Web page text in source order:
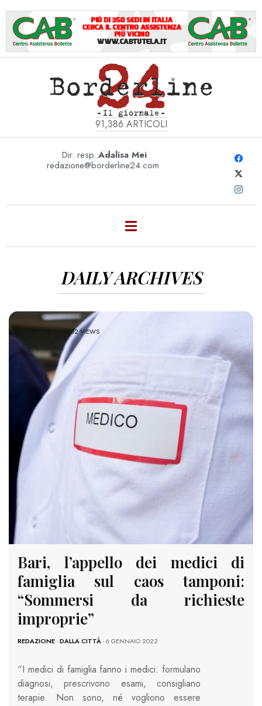
91,386 ARTICOLI
Dir. resp.:Adalisa Mei
redazione@borderline24.com
DAILY ARCHIVES
3252 VIEWS
Bari, l’appello dei medici di
famiglia sul caos tamponi:
“Sommersi da richieste
improprie”
REDAZIONE-DALLA CITTÀ- 6 GENNAIO 2022
“I medici di famiglia fanno i medici: formulano
diagnosi, prescrivono esami, consigliano
terapie. Non sono, né vogliono essere